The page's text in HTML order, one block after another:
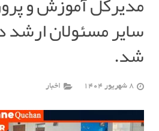
سایر مسئولان ارشد
شد.
8 شهریور 1404 اخبار